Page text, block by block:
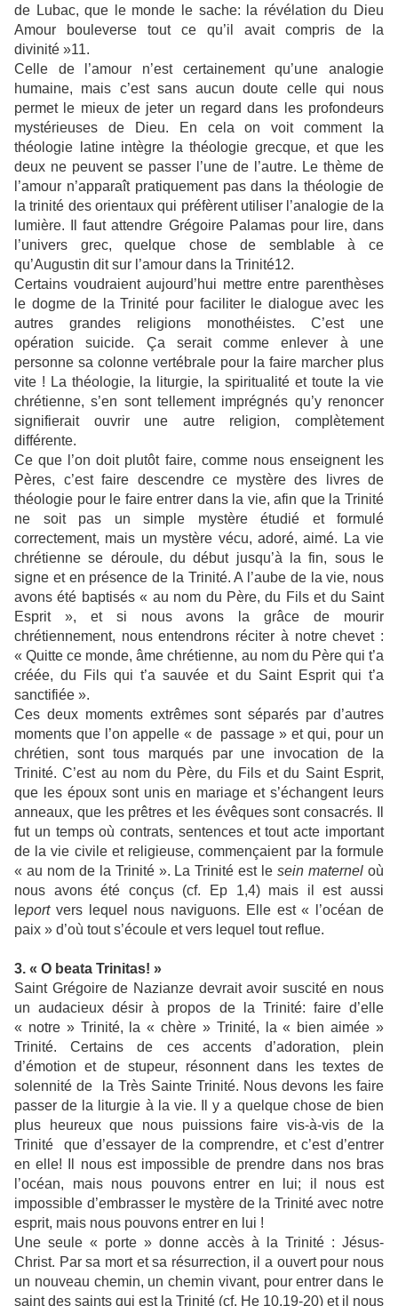
de Lubac, que le monde le sache: la révélation du Dieu
Amour bouleverse tout ce qu’il avait compris de la
divinité »11.
Celle de l’amour n’est certainement qu’une analogie
humaine, mais c’est sans aucun doute celle qui nous
permet le mieux de jeter un regard dans les profondeurs
mystérieuses de Dieu. En cela on voit comment la
théologie latine intègre la théologie grecque, et que les
deux ne peuvent se passer l’une de l’autre. Le thème de
l’amour n’apparaît pratiquement pas dans la théologie de
la trinité des orientaux qui préfèrent utiliser l’analogie de la
lumière. Il faut attendre Grégoire Palamas pour lire, dans
l’univers grec, quelque chose de semblable à ce
qu’Augustin dit sur l’amour dans la Trinité12.
Certains voudraient aujourd’hui mettre entre parenthèses
le dogme de la Trinité pour faciliter le dialogue avec les
autres grandes religions monothéistes. C’est une
opération suicide. Ça serait comme enlever à une
personne sa colonne vertébrale pour la faire marcher plus
vite ! La théologie, la liturgie, la spiritualité et toute la vie
chrétienne, s’en sont tellement imprégnés qu’y renoncer
signifierait ouvrir une autre religion, complètement
différente.
Ce que l’on doit plutôt faire, comme nous enseignent les
Pères, c’est faire descendre ce mystère des livres de
théologie pour le faire entrer dans la vie, afin que la Trinité
ne soit pas un simple mystère étudié et formulé
correctement, mais un mystère vécu, adoré, aimé. La vie
chrétienne se déroule, du début jusqu’à la fin, sous le
signe et en présence de la Trinité. A l’aube de la vie, nous
avons été baptisés « au nom du Père, du Fils et du Saint
Esprit », et si nous avons la grâce de mourir
chrétiennement, nous entendrons réciter à notre chevet :
« Quitte ce monde, âme chrétienne, au nom du Père qui t’a
créée, du Fils qui t’a sauvée et du Saint Esprit qui t’a
sanctifiée ».
Ces deux moments extrêmes sont séparés par d’autres
moments que l’on appelle « de passage » et qui, pour un
chrétien, sont tous marqués par une invocation de la
Trinité. C’est au nom du Père, du Fils et du Saint Esprit,
que les époux sont unis en mariage et s’échangent leurs
anneaux, que les prêtres et les évêques sont consacrés. Il
fut un temps où contrats, sentences et tout acte important
de la vie civile et religieuse, commençaient par la formule
« au nom de la Trinité ». La Trinité est lesein maternel où
nous avons été conçus (cf. Ep 1,4) mais il est aussi
leportvers lequel nous naviguons. Elle est « l’océan de
paix » d’où tout s’écoule et vers lequel tout reflue.
3. « O beata Trinitas! »
Saint Grégoire de Nazianze devrait avoir suscité en nous
un audacieux désir à propos de la Trinité: faire d’elle
« notre » Trinité, la « chère » Trinité, la « bien aimée »
Trinité. Certains de ces accents d’adoration, plein
d’émotion et de stupeur, résonnent dans les textes de
solennité de la Très Sainte Trinité. Nous devons les faire
passer de la liturgie à la vie. Il y a quelque chose de bien
plus heureux que nous puissions faire vis-à-vis de la
Trinité que d’essayer de la comprendre, et c’est d’entrer
en elle! Il nous est impossible de prendre dans nos bras
l’océan, mais nous pouvons entrer en lui; il nous est
impossible d’embrasser le mystère de la Trinité avec notre
esprit, mais nous pouvons entrer en lui !
Une seule « porte » donne accès à la Trinité : Jésus-
Christ. Par sa mort et sa résurrection, il a ouvert pour nous
un nouveau chemin, un chemin vivant, pour entrer dans le
saint des saints qui est la Trinité (cf. He 10,19-20) et il nous